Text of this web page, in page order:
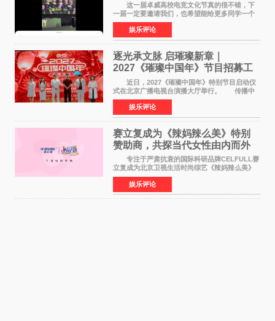
这一届卓威高校电竞文化节真的很不错，下
一届一定要邀请我们，也希望能给更多同学一个
来到现场的机会。 2026卓威高校电竞文化节
已经落下帷幕，在活动结束后，仍有不少高校电
竞社负责人和现
娱乐评论
逐光承文脉 启璀璨新章｜
2027《璀璨中国年》节目招募工
作圆满启动
近日，2027《璀璨中国年》特别节目启动仪
式在北京广播电视台演播大厅举行。 传播中
华优秀传统文化，弘扬纯正国风艺术，打造高规
格、高质感、正能量的文艺盛典，是璀璨中国年
矢志不渝的初心
娱乐评论
赛立复成为《辣妈辣么美》特别
赞助商，共探当代女性由内而外
活力美
专注于严肃抗衰的国际科研品牌CELFULL赛
立复成为北京卫视生活时尚综艺《辣妈辣么美》
的特别赞助商,明星辣妈袁咏仪倾情参与，向广大
都市女性传递健康生活新主张，寄语当代女性在
家庭与自我之间
娱乐评论